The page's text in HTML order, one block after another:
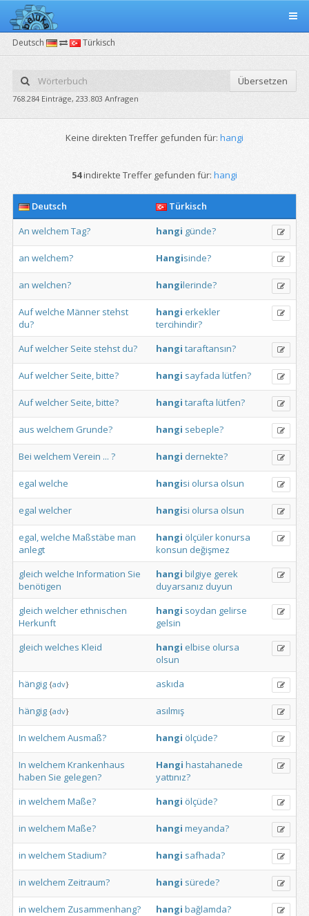
Deutsch Türkisch
Übersetzen
768.284 Einträge, 233.803 Anfragen
Keine direkten Treffer gefunden für: hangi
54indirekte Treffer gefunden für: hangi
Deutsch
Türkisch
An welchem Tag? hangi günde?
an welchem? Hangisinde?
an welchen? hangilerinde?
Aufwelche Männer stehst
du?
hangi erkekler
tercihindir?
Aufwelcher Seite stehst du? hangi taraftansın?
Aufwelcher Seite,bitte? hangi sayfada lütfen?
Aufwelcher Seite,bitte? hangi tarafta lütfen?
aus welchem Grunde? hangi sebeple?
Bei welchem Verein ... ? hangi dernekte?
egal welche hangisi olursa olsun
egal welcher hangisi olursa olsun
egal,welche Maßstäbe man
anlegt
hangi ölçülerkonursa
konsun değişmez
gleich welche Information Sie
benötigen
hangi bilgiye gerek
duyarsanız duyun
gleich welcher ethnischen
Herkunft
hangi soydan gelirse
gelsin
gleich welches Kleid hangi elbise olursa
olsun
hängig {adv} askıda
hängig {adv} asılmış
In welchem Ausmaß? hangi ölçüde?
In welchem Krankenhaus
haben Sie gelegen?
Hangi hastahanede
yattınız?
in welchem Maße? hangi ölçüde?
in welchem Maße? hangi meyanda?
in welchem Stadium? hangi safhada?
in welchem Zeitraum? hangi sürede?
in welchem Zusammenhang? hangi bağlamda?